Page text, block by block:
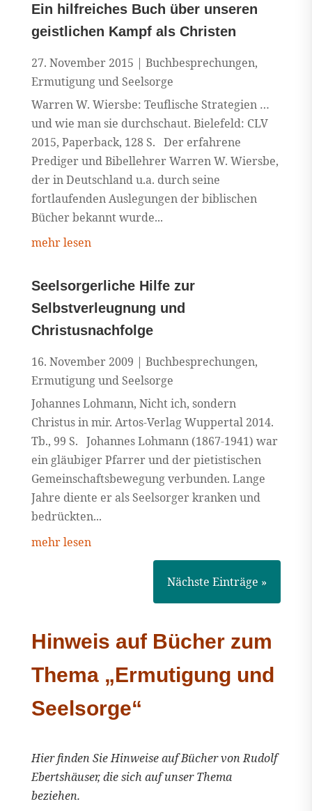
Ein hilfreiches Buch über unseren
geistlichen Kampf als Christen
27. November 2015 | Buchbesprechungen,
Ermutigung und Seelsorge
Warren W. Wiersbe: Teuflische Strategien …
und wie man sie durchschaut. Bielefeld: CLV
2015, Paperback, 128 S. Der erfahrene
Prediger und Bibellehrer Warren W. Wiersbe,
der in Deutschland u.a. durch seine
fortlaufenden Auslegungen der biblischen
Bücher bekannt wurde...
mehr lesen
Seelsorgerliche Hilfe zur
Selbstverleugnung und
Christusnachfolge
16. November 2009 | Buchbesprechungen,
Ermutigung und Seelsorge
Johannes Lohmann, Nicht ich, sondern
Christus in mir. Artos-Verlag Wuppertal 2014.
Tb., 99 S. Johannes Lohmann (1867-1941) war
ein gläubiger Pfarrer und der pietistischen
Gemeinschaftsbewegung verbunden. Lange
Jahre diente er als Seelsorger kranken und
bedrückten...
mehr lesen
Nächste Einträge »
Hinweis auf Bücher zum
Thema „Ermutigung und
Seelsorge“
Hier finden Sie Hinweise auf Bücher von Rudolf
Ebertshäuser, die sich auf unser Thema
beziehen.